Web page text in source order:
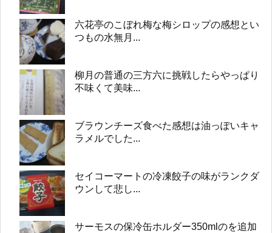
六花亭のこぼれ梅な梅シロップの感想とい
つもの水無月...
柳月の普通の三方六に挑戦したらやっぱり
不味くて美味...
ブラウンチーズ食べた感想は油っぽいキャ
ラメルでした...
セイコーマートの冷凍餃子の味がランクダ
ウンして悲し...
サーモスの保冷缶ホルダー350mlのを追加